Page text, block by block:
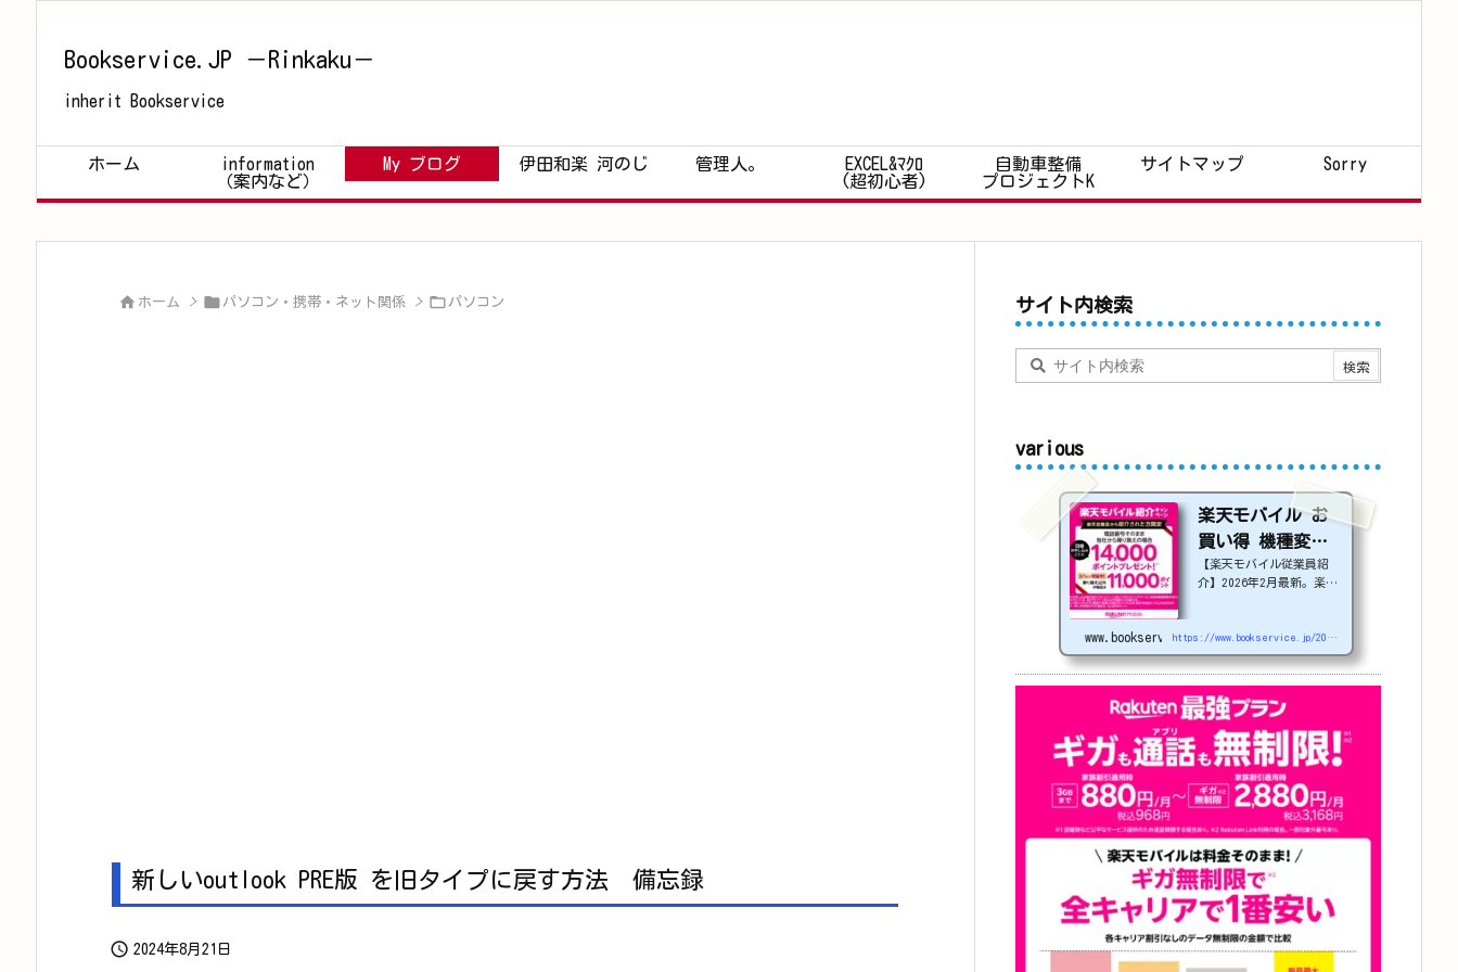
Bookservice.JP －Rinkaku－
inherit Bookservice
ホーム
information
（案内など）
My ブログ 伊田和楽 河のじ 管理人。
EXCEL&ﾏｸﾛ
(超初心者)
自動車整備
プロジェクトK
サイトマップ Sorry
 ホーム >  パソコン・携帯・ネット関係 >  パソコン
新しいoutlook PRE版 を旧タイプに戻す方法 備忘録
 2024年8月21日
サイト内検索
various
楽天モバイル お
買い得 機種変更
or 社員紹介 2026
年4月更新
【楽天モバイル従業員紹
介】2026年2月最新。楽天
円割引になる、nubia S2
Rなどのお得な対象機種を
紹介します。
22000
円引き機種、続々登場！
OPPO A5 5G
追加（2026/3）
nubia S2R (ZTE)
1円
Samsung
Galaxy A25 5G
円
OPPO A3 5G
arrow
s We2
1円
arrows We2 Plus
円
値下げ（2026/3/
AQUOS sense9
3,900円
Phone (3a)
128GB
24,900～(値下
げ)
※iphoneは楽天モバ
イルサイトからご...
www.bookservice.jp https://www.bookservice.jp/2025/07/06/post-48181